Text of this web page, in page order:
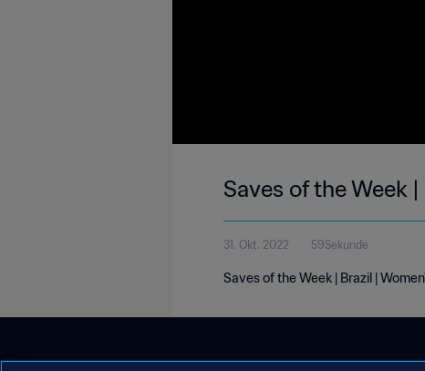
Saves of the Week
31. Okt. 2022 59Sekunde
Saves of the Week | Brazil |